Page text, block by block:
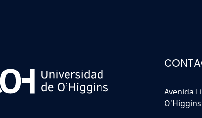
Avenida
O'Higgins